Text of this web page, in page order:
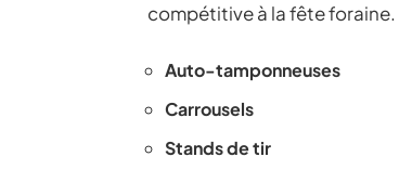
compétitive à la fête foraine.
Auto-tamponneuses
Carrousels
Stands de tir